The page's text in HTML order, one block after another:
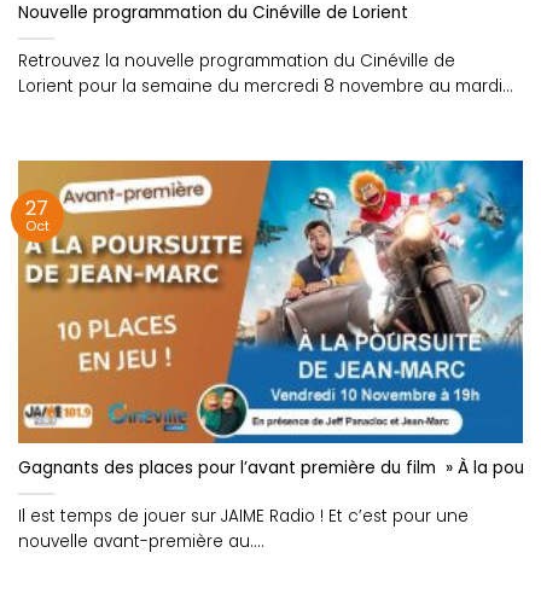
Nouvelle programmation du Cinéville de Lorient
Retrouvez la nouvelle programmation du Cinéville de
Lorient pour la semaine du mercredi 8 novembre au mardi
Gagnants des places pour l’avant première du film » À la
Il est temps de jouer sur JAIME Radio ! Et c’est pour une
nouvelle avant-première au....
27
Oct